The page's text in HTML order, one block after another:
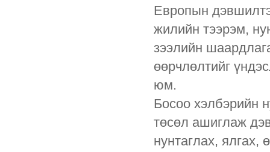
Европын
жилийн тээрэм,
зээлийн
өөрчлөлтийг
юм.
Босоо хэлбэрийн
төсөл ашиглаж
нунтаглах, ялгах,